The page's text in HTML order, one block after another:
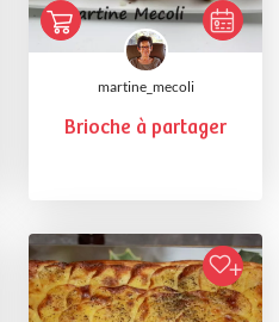
martine_mecoli
Brioche à partager